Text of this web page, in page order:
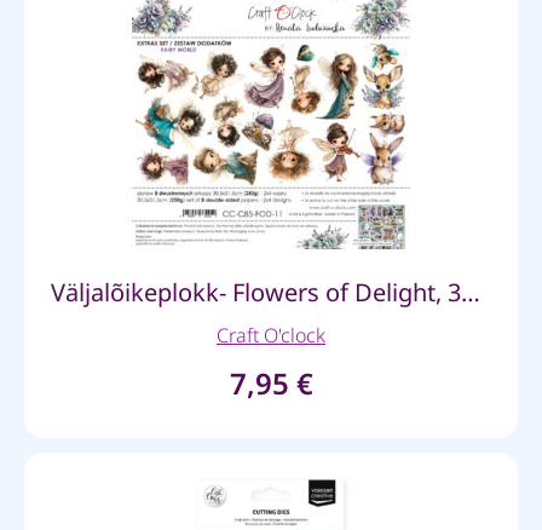
Väljalõikeplokk- Flowers of Delight, 30,5*31,5
Craft O'clock
7,95 €